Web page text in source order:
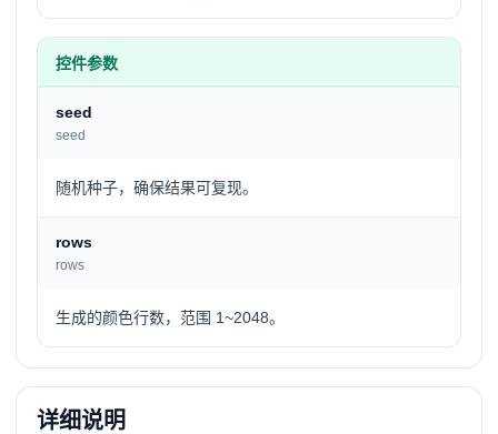
控件参数
seed
seed
随机种子，确保结果可复现。
rows
rows
生成的颜色行数，范围 1~2048。
详细说明